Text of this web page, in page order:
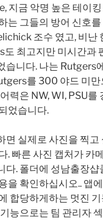
지금 악명 높은 테이
는 그들의 방어 신호
조수 였고, 비
도 최고지만 미시간과
습니다. 나는 Rutgers
를 300 야드 미만
력은 NW, WI, PSU
었습니다.
면 실제로 사진을 찍
. 빠른 사진 캡처가 카
다. 폴더에 성남출장
을 확인하십시오.. 앱
합당하게하는 멋진
능으로는 팀 관리자